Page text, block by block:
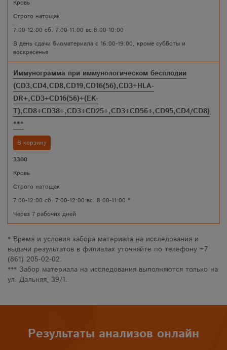
Кровь
Строго натощак
7:00-12:00 сб. 7:00-11:00 вс.8:00-10:00
В день сдачи биоматериала с 16:00-19:00, кроме субботы и
воскресенья
Иммунограмма при иммунологическом бесплодии
(CD3,CD4,CD8,CD19,CD16(56),CD3+HLA-
DR+,CD3+CD16(56)+(EK-
T),CD8+CD38+,CD3+CD25+,CD3+CD56+,CD95,CD4/CD8)
***
В корзину
3300
Кровь
Строго натощак
7:00-12:00 сб. 7:00-12:00 вс. 8:00-11:00 *
Через 7 рабочих дней
* Время и условия забора материала на исследования и
выдачи результатов в филиалах уточняйте по телефону +7
(861) 205-02-02.
*** Забор материала на исследования выполняются только на
ул. Дальняя, 39/1.
Результаты анализов онлайн